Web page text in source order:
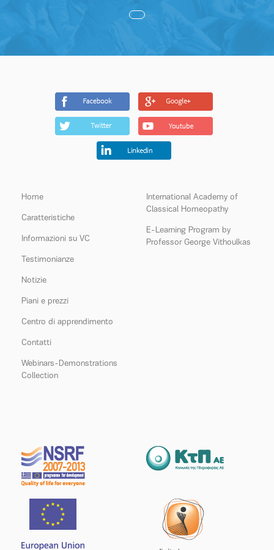
Home
Caratteristiche
Informazioni su VC
Testimonianze
Notizie
Piani e prezzi
Centro di apprendimento
Contatti
Webinars-Demonstrations
Collection
International Academy of
Classical Homeopathy
E-Learning Program by
Professor George Vithoulkas